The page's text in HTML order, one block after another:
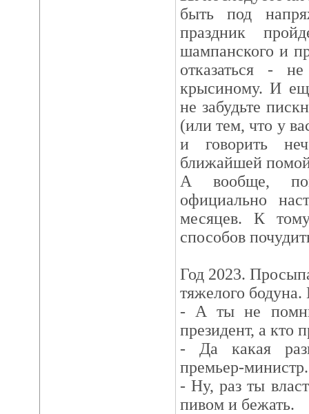
быть под
праздник
шампанского и
отказаться -
крысиному. И
не забудьте
(или тем, что у
и говорить
ближайшей
А вообще,
официально
месяцев. К
способов
Год 2023.
тяжелого
- А ты не
президент, а кто
- Да какая
премьер-министр.
- Ну, раз ты
пивом и бежать.